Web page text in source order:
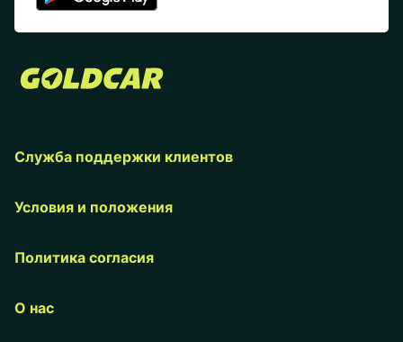
Служба поддержки клиентов
Условия и положения
Политика согласия
О нас